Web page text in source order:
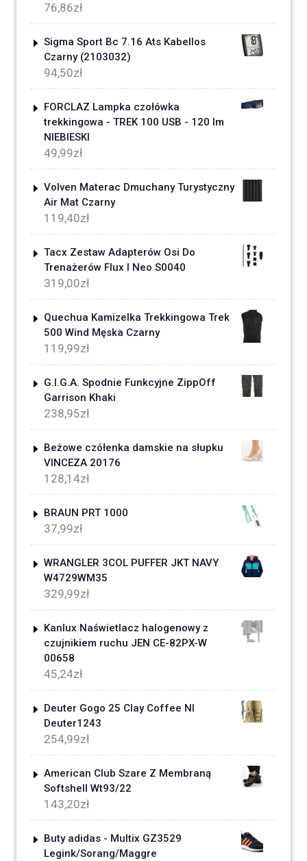
76,86zł
Sigma Sport Bc 7.16 Ats Kabellos
Czarny (2103032)
94,50zł
FORCLAZ Lampka czołówka
trekkingowa - TREK 100 USB - 120 lm
NIEBIESKI
49,99zł
Volven Materac Dmuchany Turystyczny
Air Mat Czarny
119,40zł
Tacx Zestaw Adapterów Osi Do
Trenażerów Flux I Neo S0040
319,00zł
Quechua Kamizelka Trekkingowa Trek
500 Wind Męska Czarny
119,99zł
G.I.G.A. Spodnie Funkcyjne ZippOff
Garrison Khaki
238,95zł
Beżowe czółenka damskie na słupku
VINCEZA 20176
128,14zł
BRAUN PRT 1000
37,99zł
WRANGLER 3COL PUFFER JKT NAVY
W4729WM35
329,99zł
Kanlux Naświetlacz halogenowy z
czujnikiem ruchu JEN CE-82PX-W
00658
45,24zł
Deuter Gogo 25 Clay Coffee Nl
Deuter1243
254,99zł
American Club Szare Z Membraną
Softshell Wt93/22
143,20zł
Buty adidas - Multix GZ3529
Legink/Sorang/Maggre